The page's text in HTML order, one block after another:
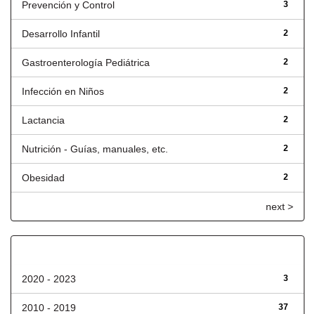
3
Prevención y Control
2
Desarrollo Infantil
2
Gastroenterología Pediátrica
2
Infección en Niños
2
Lactancia
2
Nutrición - Guías, manuales, etc.
2
Obesidad
next >
3
2020 - 2023
37
2010 - 2019